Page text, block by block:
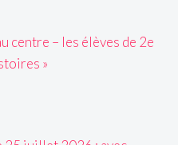
centre – les élèves de 2e
»